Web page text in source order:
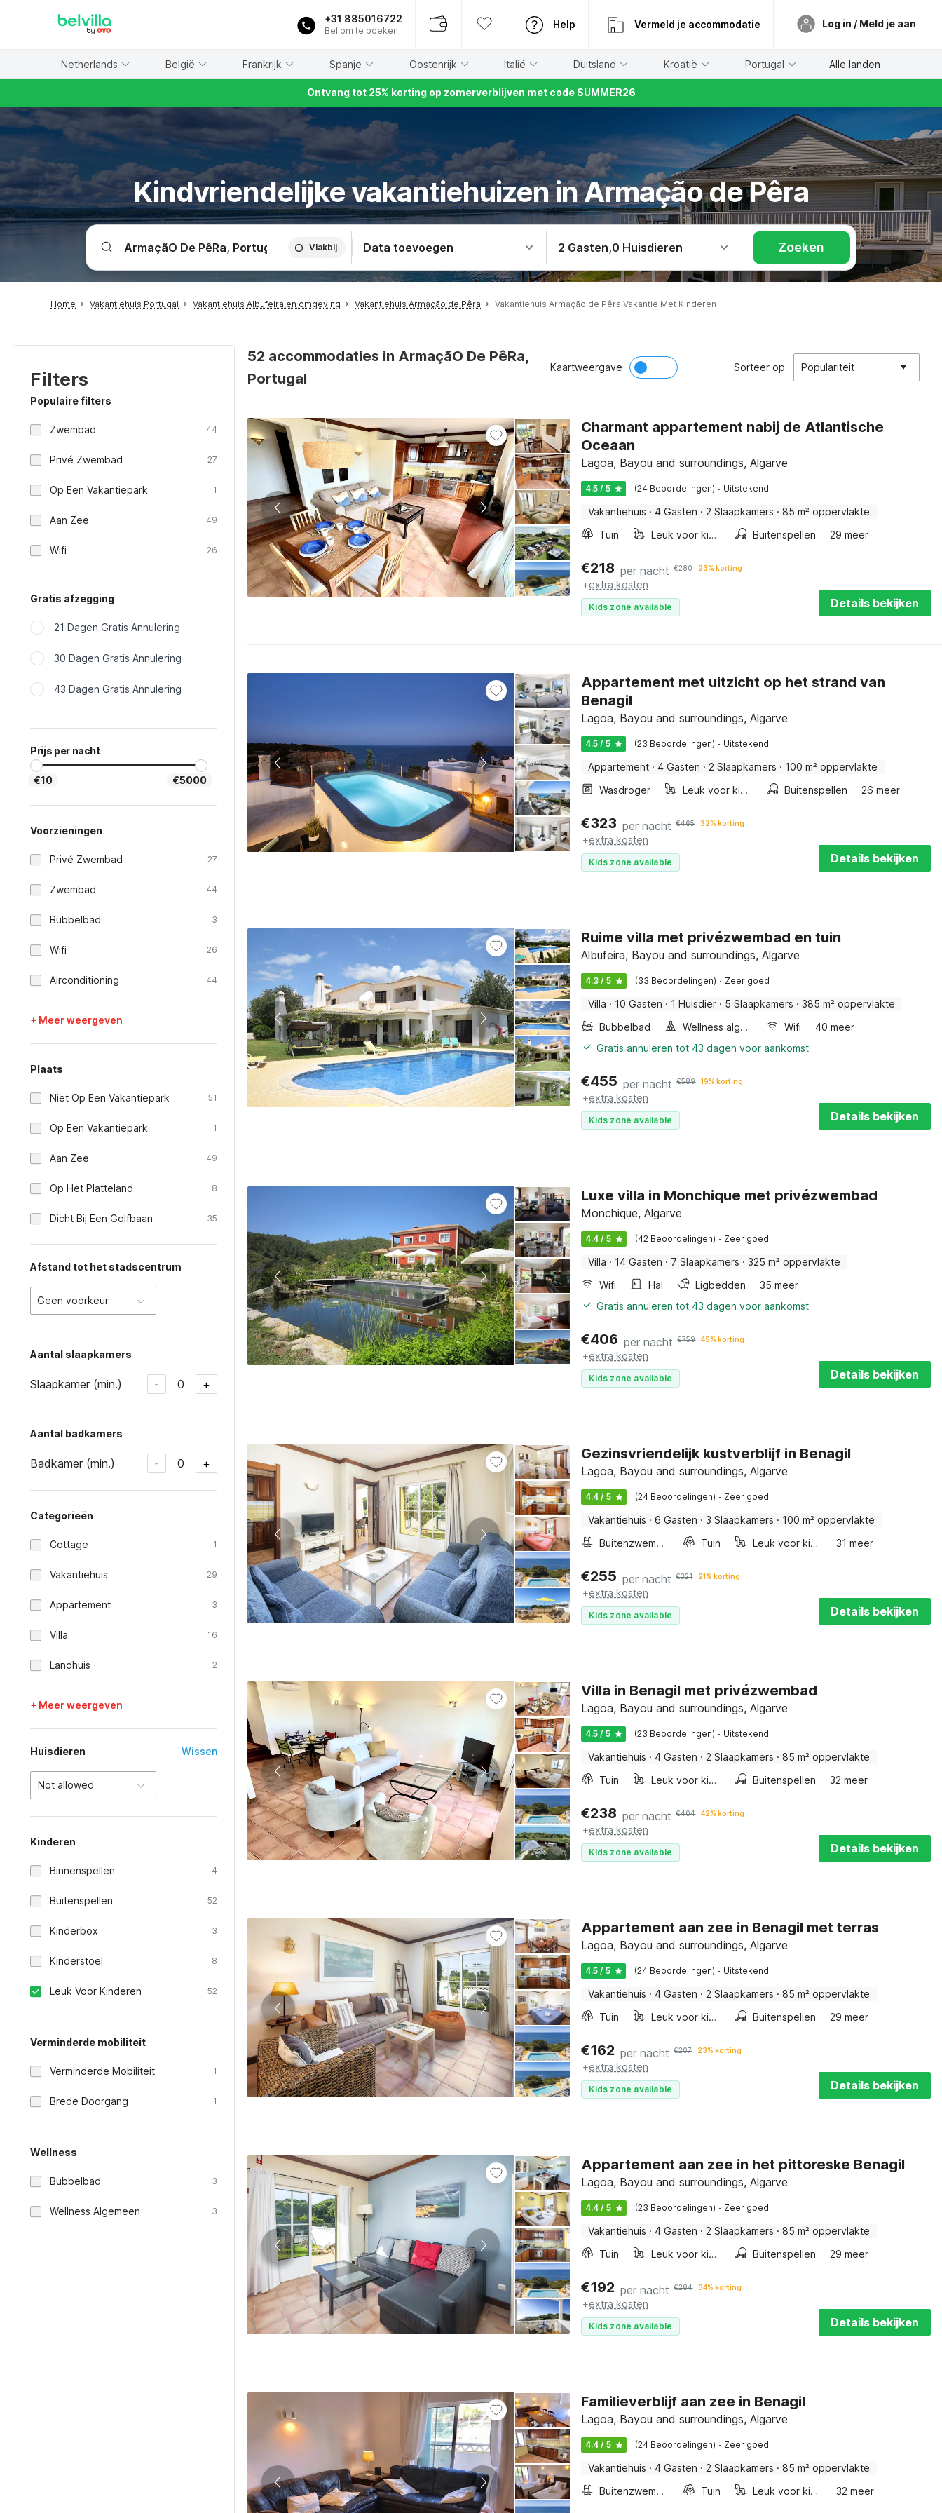
+31 885016722
Bel om te boeken
Help Vermeld je accommodatie Log in / Meld je aan
Netherlands België Frankrijk Spanje Oostenrijk Italië Duitsland Kroatië Portugal Alle landen
Ontvang tot 25% korting op zomerverblijven met code SUMMER26
Kindvriendelijke vakantiehuizen in Armação de Pêra
Vlakbij Data toevoegen 2 Gasten,0 Huisdieren Zoeken
Home Vakantiehuis Portugal Vakantiehuis Albufeira en omgeving Vakantiehuis Armação de Pêra Vakantiehuis Armação de Pêra Vakantie Met Kinderen
Filters
Populaire filters
Zwembad 44
Privé Zwembad 27
Op Een Vakantiepark 1
Aan Zee 49
Wifi 26
Gratis afzegging
21 Dagen Gratis Annulering
30 Dagen Gratis Annulering
43 Dagen Gratis Annulering
Prijs per nacht
€10 €5000
Voorzieningen
Privé Zwembad 27
Zwembad 44
Bubbelbad 3
Wifi 26
Airconditioning 44
+ Meer weergeven
Plaats
Niet Op Een Vakantiepark 51
Op Een Vakantiepark 1
Aan Zee 49
Op Het Platteland 8
Dicht Bij Een Golfbaan 35
Afstand tot het stadscentrum
Geen voorkeur
Aantal slaapkamers
Slaapkamer (min.) - 0 +
Aantal badkamers
Badkamer (min.) - 0 +
Categorieën
Cottage 1
Vakantiehuis 29
Appartement 3
Villa 16
Landhuis 2
+ Meer weergeven
Huisdieren Wissen
Not allowed
Kinderen
Binnenspellen 4
Buitenspellen 52
Kinderbox 3
Kinderstoel 8
Leuk Voor Kinderen 52
Verminderde mobiliteit
Verminderde Mobiliteit 1
Brede Doorgang 1
Wellness
Bubbelbad 3
Wellness Algemeen 3
52 accommodaties in ArmaçãO De PêRa,
Portugal
Kaartweergave Sorteer op Populariteit
Charmant appartement nabij de Atlantische
Oceaan
Lagoa, Bayou and surroundings, Algarve
4.5 / 5 (24 Beoordelingen) · Uitstekend
Vakantiehuis · 4 Gasten · 2 Slaapkamers · 85 m² oppervlakte
Tuin
Leuk voor kinderen Buitenspellen 29 meer
€218 per nacht €280 23% korting
+extra kosten
Kids zone available Details bekijken
Appartement met uitzicht op het strand van
Benagil
Lagoa, Bayou and surroundings, Algarve
4.5 / 5 (23 Beoordelingen) · Uitstekend
Appartement · 4 Gasten · 2 Slaapkamers · 100 m² oppervlakte
Wasdroger
Leuk voor kinderen Buitenspellen 26 meer
€323 per nacht €465 32% korting
+extra kosten
Kids zone available Details bekijken
Ruime villa met privézwembad en tuin
Albufeira, Bayou and surroundings, Algarve
4.3 / 5 (33 Beoordelingen) · Zeer goed
Villa · 10 Gasten · 1 Huisdier · 5 Slaapkamers · 385 m² oppervlakte
Bubbelbad
Wellness algemeen Wifi
40 meer
Gratis annuleren tot 43 dagen voor aankomst
€455 per nacht €589 19% korting
+extra kosten
Kids zone available Details bekijken
Luxe villa in Monchique met privézwembad
Monchique, Algarve
4.4 / 5 (42 Beoordelingen) · Zeer goed
Villa · 14 Gasten · 7 Slaapkamers · 325 m² oppervlakte
Wifi
Hal Ligbedden
35 meer
Gratis annuleren tot 43 dagen voor aankomst
€406 per nacht €759 45% korting
+extra kosten
Kids zone available Details bekijken
Gezinsvriendelijk kustverblijf in Benagil
Lagoa, Bayou and surroundings, Algarve
4.4 / 5 (24 Beoordelingen) · Zeer goed
Vakantiehuis · 6 Gasten · 3 Slaapkamers · 100 m² oppervlakte
Buitenzwembad
Tuin Leuk voor kinderen 31 meer
€255 per nacht €321 21% korting
+extra kosten
Kids zone available Details bekijken
Villa in Benagil met privézwembad
Lagoa, Bayou and surroundings, Algarve
4.5 / 5 (23 Beoordelingen) · Uitstekend
Vakantiehuis · 4 Gasten · 2 Slaapkamers · 85 m² oppervlakte
Tuin
Leuk voor kinderen Buitenspellen 32 meer
€238 per nacht €404 42% korting
+extra kosten
Kids zone available Details bekijken
Appartement aan zee in Benagil met terras
Lagoa, Bayou and surroundings, Algarve
4.5 / 5 (24 Beoordelingen) · Uitstekend
Vakantiehuis · 4 Gasten · 2 Slaapkamers · 85 m² oppervlakte
Tuin
Leuk voor kinderen Buitenspellen 29 meer
€162 per nacht €207 23% korting
+extra kosten
Kids zone available Details bekijken
Appartement aan zee in het pittoreske Benagil
Lagoa, Bayou and surroundings, Algarve
4.4 / 5 (23 Beoordelingen) · Zeer goed
Vakantiehuis · 4 Gasten · 2 Slaapkamers · 85 m² oppervlakte
Tuin
Leuk voor kinderen Buitenspellen 29 meer
€192 per nacht €284 34% korting
+extra kosten
Kids zone available Details bekijken
Familieverblijf aan zee in Benagil
Lagoa, Bayou and surroundings, Algarve
4.4 / 5 (24 Beoordelingen) · Zeer goed
Vakantiehuis · 4 Gasten · 2 Slaapkamers · 85 m² oppervlakte
Buitenzwembad
Tuin Leuk voor kinderen 32 meer